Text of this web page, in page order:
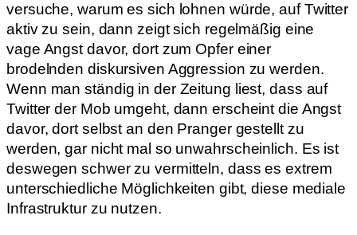
versuche, warum es sich lohnen würde, auf Twitter
aktiv zu sein, dann zeigt sich regelmäßig eine
vage Angst davor, dort zum Opfer einer
brodelnden diskursiven Aggression zu werden.
Wenn man ständig in der Zeitung liest, dass auf
Twitter der Mob umgeht, dann erscheint die Angst
davor, dort selbst an den Pranger gestellt zu
werden, gar nicht mal so unwahrscheinlich. Es ist
deswegen schwer zu vermitteln, dass es extrem
unterschiedliche Möglichkeiten gibt, diese mediale
Infrastruktur zu nutzen.